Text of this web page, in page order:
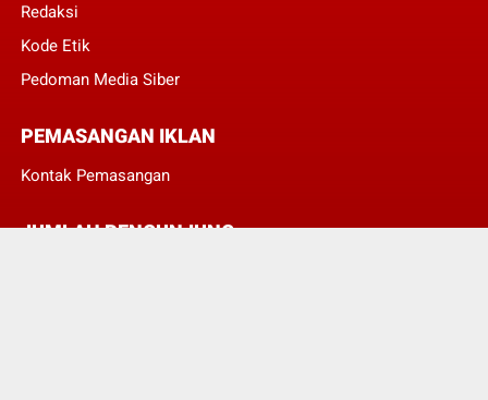
Redaksi
Kode Etik
Pedoman Media Siber
PEMASANGAN IKLAN
Kontak Pemasangan
JUMLAH PENGUNJUNG